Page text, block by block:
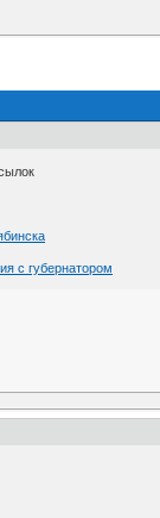
с губернатором